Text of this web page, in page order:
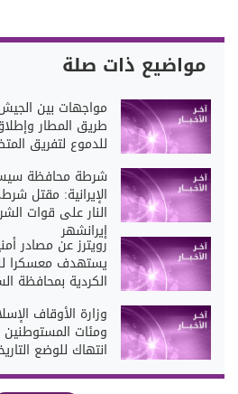
مواضيع ذات صلة
مواجهات بين
طريق المطار
للدموع لتفريق
شرطة محافظة
الإيرانية: مقتل
النار على قوات
إيرانشهر
رويترز عن مصادر
يستهدف معسكرا
الكردية بمحافظة
وزارة الأوقاف
ومئات
انتهاك للوضع